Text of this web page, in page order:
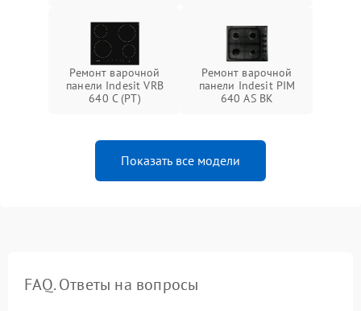
Ремонт варочной
панели Indesit VRB
640 C (PT)
Ремонт варочной
панели Indesit PIM
640 AS BK
Показать все модели
FAQ. Ответы на вопросы